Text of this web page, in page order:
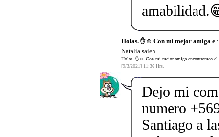
Holas. ✋☺️ Con mi mejor amiga e
Natalia saieh
Holas. ✋☺️ Con mi mejor amiga encontramos el
[9/3/2021] 11:36 Hrs.
Dejo mi
numero
Santiago a